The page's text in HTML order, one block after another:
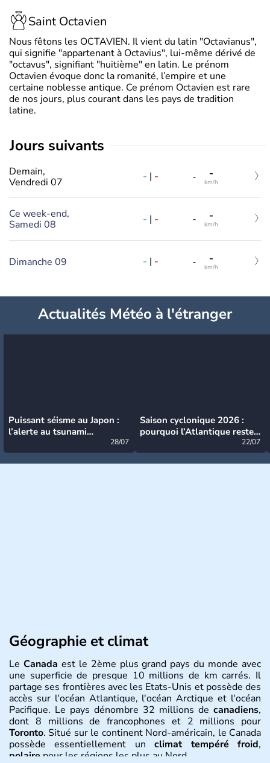
Saint Octavien
Nous fêtons les OCTAVIEN. Il vient du latin "Octavianus",
qui signifie "appartenant à Octavius", lui-même dérivé de
"octavus", signifiant "huitième" en latin. Le prénom
Octavien évoque donc la romanité, l’empire et une
certaine noblesse antique. Ce prénom Octavien est rare
de nos jours, plus courant dans les pays de tradition
latine.
jours suivants
Demain,
Vendredi 07
- | - - -
km/h
Ce week-end,
Samedi 08
- | - - -
km/h
Dimanche 09 - | - - -
km/h
Actualités Météo à l'étranger
Puissant séisme au Japon :
l’alerte au tsunami
28/07
Saison cyclonique 2026 :
pourquoi l’Atlantique reste
22/07
Géographie et climat
Le Canada est le 2ème plus grand pays du monde avec
une superficie de presque 10 millions de km carrés. Il
partage ses frontières avec les Etats-Unis et possède des
accès sur l'océan Atlantique, l'océan Arctique et l'océan
Pacifique. Le pays dénombre 32 millions de canadiens,
dont 8 millions de francophones et 2 millions pour
Toronto. Situé sur le continent Nord-américain, le Canada
possède essentiellement unclimat tempéré froid,
polaire pour les régions les plus au Nord.